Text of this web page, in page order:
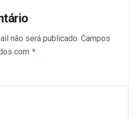
não será publicado. Campos
com *